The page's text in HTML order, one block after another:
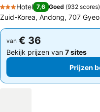
3 Sterren
Hotel 7,6 Goed (932 scores)
Zuid-Korea, Andong, 707
van € 36
Bekijk prijzen van 7 sites
van € 36
Bekijk prijzen van 7 sites
Prijzen